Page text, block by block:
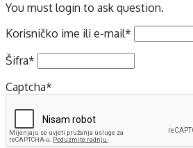
You must login to ask question.
Korisničko ime ili e-mail*
Šifra*
Captcha*